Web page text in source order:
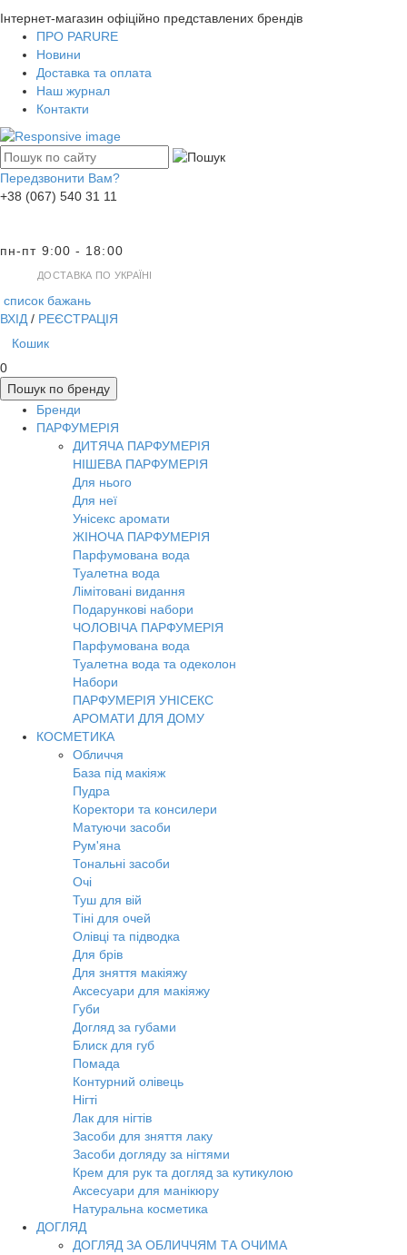
Інтернет-магазин офіційно представлених брендів
ПРО PARURE
Новини
Доставка та оплата
Наш журнал
Контакти
Передзвонити Вам?
+38 (067) 540 31 11
пн-пт 9:00 - 18:00
ДОСТАВКА ПО УКРАЇНІ
список бажань
ВХІД / РЕЄСТРАЦІЯ
Кошик
0
Пошук по бренду
Бренди
ПАРФУМЕРІЯ
ДИТЯЧА ПАРФУМЕРІЯ
НІШЕВА ПАРФУМЕРІЯ
Для нього
Для неї
Унісекс аромати
ЖІНОЧА ПАРФУМЕРІЯ
Парфумована вода
Туалетна вода
Лімітовані видання
Подарункові набори
ЧОЛОВІЧА ПАРФУМЕРІЯ
Парфумована вода
Туалетна вода та одеколон
Набори
ПАРФУМЕРІЯ УНІСЕКС
АРОМАТИ ДЛЯ ДОМУ
КОСМЕТИКА
Обличчя
База під макіяж
Пудра
Коректори та консилери
Матуючи засоби
Рум'яна
Тональні засоби
Очі
Туш для вій
Тіні для очей
Олівці та підводка
Для брів
Для зняття макіяжу
Аксесуари для макіяжу
Губи
Догляд за губами
Блиск для губ
Помада
Контурний олівець
Нігті
Лак для нігтів
Засоби для зняття лаку
Засоби догляду за нігтями
Крем для рук та догляд за кутикулою
Аксесуари для манікюру
Натуральна косметика
ДОГЛЯД
ДОГЛЯД ЗА ОБЛИЧЧЯМ ТА ОЧИМА